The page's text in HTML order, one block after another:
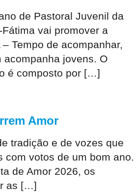
de Pastoral Juvenil da
vai promover a
Tempo de acompanhar,
acompanha jovens. O
é composto por […]
Amor
tradição e de vozes que
com votos de um bom ano.
de Amor 2026, os
as […]